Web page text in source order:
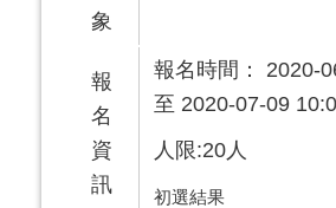
象
報
名
資
訊
報名時間： 2020-
至 2020-07-09
人限:20人
初選結果